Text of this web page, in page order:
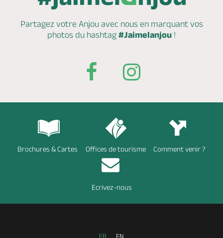
Partagez votre Anjou avec nous en marquantvos
photos du hashtag #Jaimelanjou !
Brochures & Cartes Offices de tourisme Comment venir ?
Ecrivez-nous
FR EN